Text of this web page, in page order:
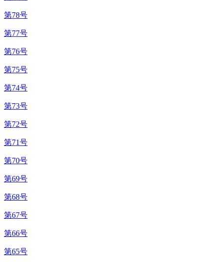
第78号
第77号
第76号
第75号
第74号
第73号
第72号
第71号
第70号
第69号
第68号
第67号
第66号
第65号